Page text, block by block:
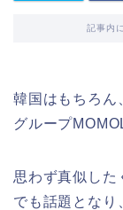
記事内
韓国はもちろん
グループ
思わず真似し
でも話題となり